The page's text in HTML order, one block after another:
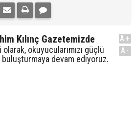
Kılınç Gazetemizde
okuyucularımızı güçlü
devam ediyoruz.
A+
A-